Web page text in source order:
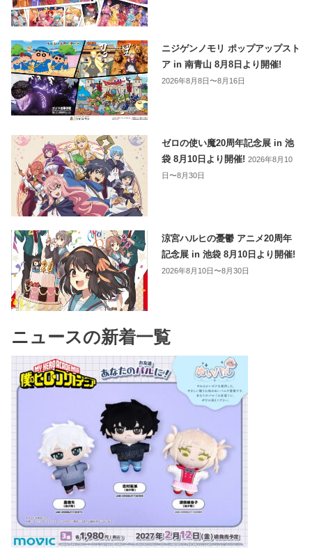
ニジゲンノモリ ポップアップスト
ア in 南青山 8月8日より開催!
2026年8月8日〜8月16日
ゼロの使い魔20周年記念展 in 池
袋 8月10日より開催!2026年8月10
日〜8月30日
涼宮ハルヒの憂鬱 アニメ20周年
記念展 in 池袋 8月10日より開催!
2026年8月10日〜8月30日
ニュースの新着一覧